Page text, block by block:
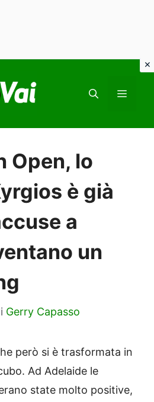
Open, lo
è già
a
un
Gerry Capasso
però si è trasformata in
Ad Adelaide le
state molto positive,